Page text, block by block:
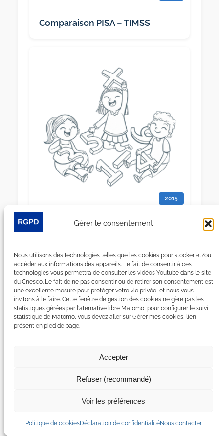
Gérer le consentement
Nous utilisons des technologies telles que les cookies pour stocker et/ou
accéder aux informations des appareils. Le fait de consentir à ces
technologies vous permettra de consulter les vidéos Youtube dans le site
du Cnesco. Le fait de ne pas consentir ou de retirer son consentement est
une excellente mesure pour protéger votre vie privée, et nous vous
invitons à le faire. Cette fenêtre de gestion des cookies ne gère pas les
statistiques gérées par l'aternative libre Matomo, pour configurer le suivi
statistique de Matomo, vous devez aller sur Gérer mes cookies, lien
présent en pied de page.
Accepter
Refuser (recommandé)
Voir les préférences
Politique de cookiesDéclaration de confidentialitéNous contacter
Comparaison PISA – TIMSS
2015
Nombres et calcul au primaire
Évaluation des élèves dans la